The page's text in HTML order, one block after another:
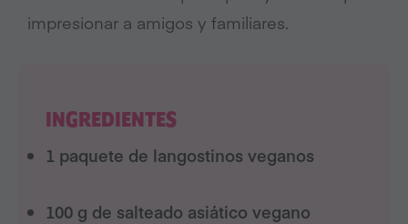
impresionar a amigos y familiares.
INGREDIENTES
1 paquete de langostinos veganos
100 g de salteado asiático vegano